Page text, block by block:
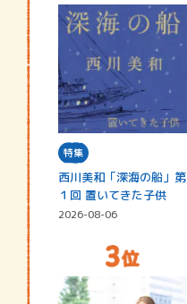
特集
西川美和「深海の船」第
１回 置いてきた子供
2026-08-06